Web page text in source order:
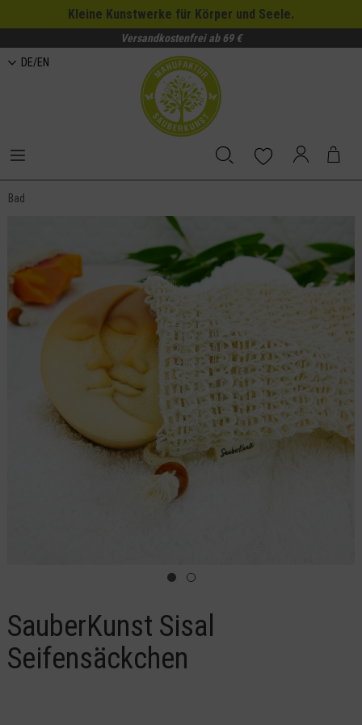
Kleine Kunstwerke für Körper und Seele.
Versandkostenfrei ab 69 €
DE/EN
Bad
SauberKunst Sisal
Seifensäckchen